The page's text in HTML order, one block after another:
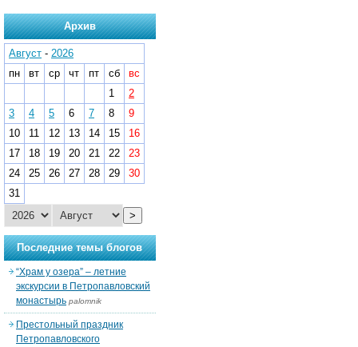
Архив
Август - 2026
пн
вт ср чт пт сб
вс
1
2
3
4 5 6 7 8
9
10
11 12 13 14 15
16
17
18 19 20 21 22
23
24
25 26 27 28 29
30
31
>
Последние темы блогов
“Храм у озера” – летние
экскурсии в Петропавловский
монастырь palomnik
Престольный праздник
Петропавловского